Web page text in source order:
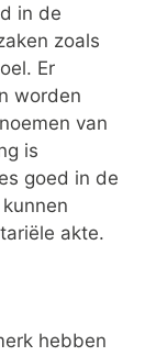
in de
zoals
Er
worden
van
is
goed in de
akte.
hebben